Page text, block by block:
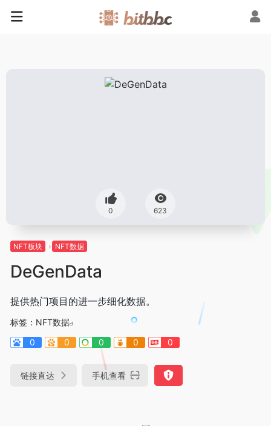
0 623
NFT板块 NFT数据
DeGenData
提供热门项目的进一步细化数据。
标签： NFT数据
0
0 0 0 0
链接直达 手机查看